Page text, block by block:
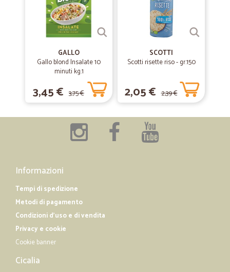
ottima scelta..precisi puntuali
ottima scelta..precisi puntuali
29/12/2018
—Massimo C.
Ottima scelta
Spedizione puntuale e veloce con un bel pensierino da parte vostra
GALLO
Gallo blond Insalate 10
minuti kg.1
3,45 € 3,75 €
SCOTTI
Scotti risette riso - gr.150
2,05 € 2,39 €
Informazioni
Tempi di spedizione
Metodi di pagamento
Condizioni d'uso e di vendita
Privacy e cookie
Cookie banner
Cicalia